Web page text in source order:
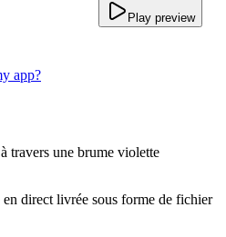
Play preview
app?
travers une brume violette
direct livrée sous forme de fichier